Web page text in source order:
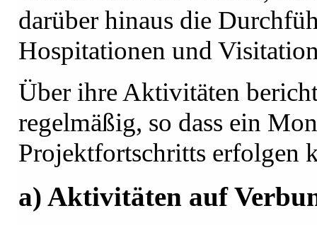
darüber hinaus die
Hospitationen und
Über ihre Aktivitäten
regelmäßig, so dass ein
Projektfortschritts erfolgen
a) Aktivitäten auf